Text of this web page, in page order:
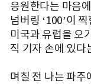
응원한다는 마음
넘버링 ‘100’이
미국과 유럽을 오
직 기자 손에 있다
며칠 전 나는 파주